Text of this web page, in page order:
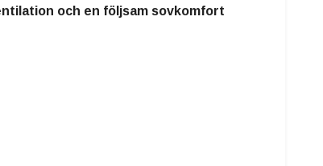
och en följsam sovkomfort